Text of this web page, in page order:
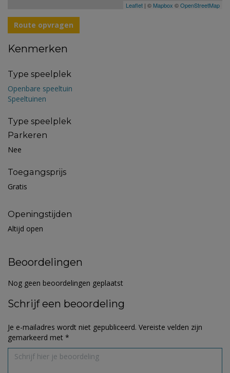
Leaflet | © Mapbox ©OpenStreetMap
Route opvragen
Kenmerken
Type speelplek
Openbare speeltuin
Speeltuinen
Type speelplek
Parkeren
Nee
Toegangsprijs
Gratis
Openingstijden
Altijd open
Beoordelingen
Nog geen beoordelingen geplaatst
Schrijf een beoordeling
Je e-mailadres wordt niet gepubliceerd. Vereiste velden zijn
gemarkeerd met *